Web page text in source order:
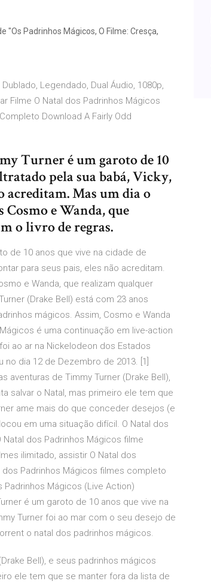
Padrinhos Mágicos, O Filme: Cresça,
Legendado, Dual Áudio, 1080p,
Filme O Natal dos Padrinhos Mágicos
Download A Fairly Odd
Turner é um garoto de 10
pela sua babá, Vicky,
acreditam. Mas um dia o
Cosmo e Wanda, que
o livro de regras.
de 10 anos que vive na cidade de
para seus pais, eles não acreditam.
e Wanda, que realizam qualquer
(Drake Bell) está com 23 anos
mágicos. Assim, Cosmo e Wanda
é uma continuação em live-action
ao ar na Nickelodeon dos Estados
dia 12 de Dezembro de 2013. [1]
aventuras de Timmy Turner (Drake Bell),
salvar o Natal, mas primeiro ele tem que
ame mais do que conceder desejos (e
em uma situação difícil. O Natal dos
dos Padrinhos Mágicos filme
ilimitado, assistir O Natal dos
Padrinhos Mágicos filmes completo
Padrinhos Mágicos (Live Action)
é um garoto de 10 anos que vive na
Turner foi ao mar com o seu desejo de
o natal dos padrinhos mágicos.
Bell), e seus padrinhos mágicos
ele tem que se manter fora da lista de